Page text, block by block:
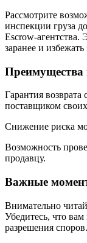
Рассмотрите
инспекции груза
Escrow-агентства.
заранее и
Преимущества
Гарантия возврата
поставщиком своих
Снижение риска
Возможность
продавцу.
Важные
Внимательно
Убедитесь, что
разрешения споров.